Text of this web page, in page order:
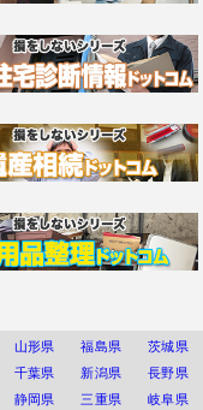
山形県 福島県
茨城県
千葉県 新潟県
長野県
静岡県 三重県 岐阜県